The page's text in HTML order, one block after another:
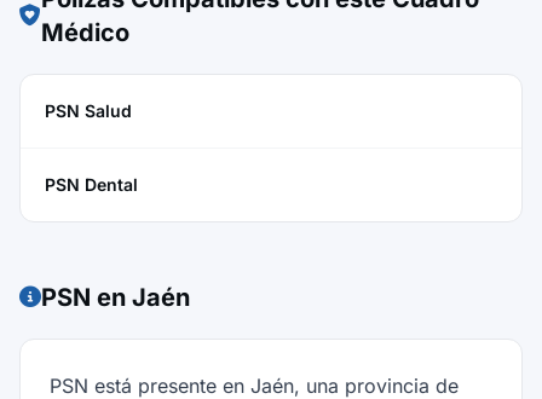
Médico
PSN Salud
PSN Dental
PSN en Jaén
PSN está presente en Jaén, una provincia de